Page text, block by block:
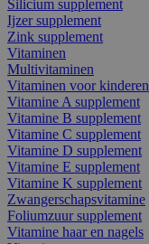
Silicium supplement
Ijzer supplement
Zink supplement
Vitaminen
Multivitaminen
Vitaminen voor kinderen
Vitamine A supplement
Vitamine B supplement
Vitamine C supplement
Vitamine D supplement
Vitamine E supplement
Vitamine K supplement
Zwangerschapsvitamine
Foliumzuur supplement
Vitamine haar en nagels